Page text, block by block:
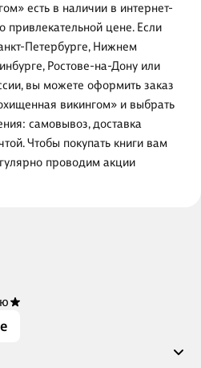
есть в наличии в интернет-
привлекательной цене. Если
Петербурге, Нижнем
Ростове-на-Дону или
вы можете оформить заказ
викингом» и выбрать
самовывоз, доставка
Чтобы покупать книги вам
проводим акции